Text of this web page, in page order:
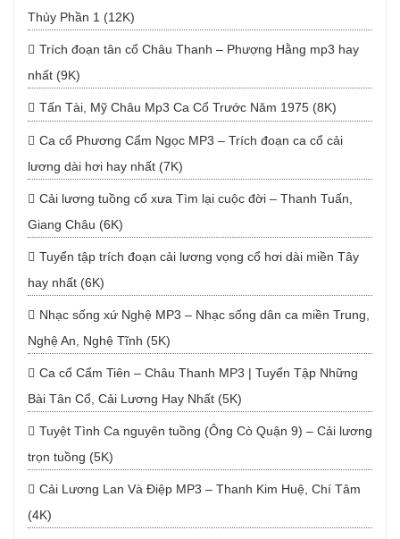
Thủy Phần 1 (12K)
Trích đoạn tân cổ Châu Thanh – Phượng Hằng mp3 hay
nhất (9K)
Tấn Tài, Mỹ Châu Mp3 Ca Cổ Trước Năm 1975 (8K)
Ca cổ Phương Cẩm Ngọc MP3 – Trích đoạn ca cổ cải
lương dài hơi hay nhất (7K)
Cải lương tuồng cổ xưa Tìm lại cuộc đời – Thanh Tuấn,
Giang Châu (6K)
Tuyển tập trích đoạn cải lương vọng cổ hơi dài miền Tây
hay nhất (6K)
Nhạc sống xứ Nghệ MP3 – Nhạc sống dân ca miền Trung,
Nghệ An, Nghệ Tĩnh (5K)
Ca cổ Cẩm Tiên – Châu Thanh MP3 | Tuyển Tập Những
Bài Tân Cổ, Cải Lương Hay Nhất (5K)
Tuyệt Tình Ca nguyên tuồng (Ông Cò Quận 9) – Cải lương
trọn tuồng (5K)
Cải Lương Lan Và Điệp MP3 – Thanh Kim Huệ, Chí Tâm
(4K)